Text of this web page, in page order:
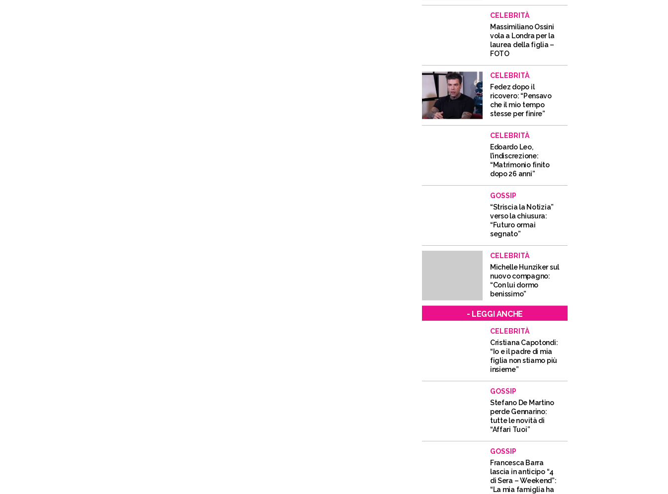
CELEBRITÀ
Massimiliano Ossini
vola a Londra per la
laurea della figlia –
FOTO
CELEBRITÀ
Fedez dopo il
ricovero: “Pensavo
che il mio tempo
stesse per finire”
CELEBRITÀ
Edoardo Leo,
l’indiscrezione:
“Matrimonio finito
dopo 26 anni”
GOSSIP
“Striscia la Notizia”
verso la chiusura:
“Futuro ormai
segnato”
CELEBRITÀ
Michelle Hunziker sul
nuovo compagno:
“Con lui dormo
benissimo”
- LEGGI ANCHE
CELEBRITÀ
Cristiana Capotondi:
“Io e il padre di mia
figlia non stiamo più
insieme”
GOSSIP
Stefano De Martino
perde Gennarino:
tutte le novità di
“Affari Tuoi”
GOSSIP
Francesca Barra
lascia in anticipo “4
di Sera – Weekend”:
“La mia famiglia ha